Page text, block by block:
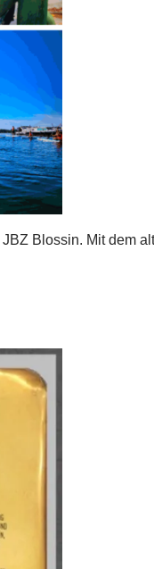
Blossin. Mit dem